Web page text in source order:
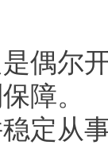
尔开
障。
从事